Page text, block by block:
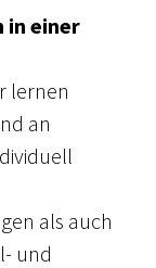
in einer
lernen
an
als auch
und